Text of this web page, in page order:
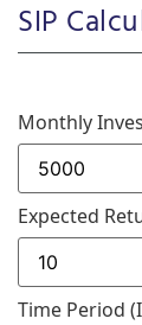
SIP
Monthly
Expected
Time Period